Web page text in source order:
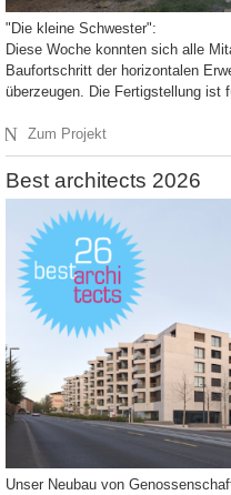
"Die kleine Schwester":
Diese Woche konnten sich alle
Baufortschritt der horizontalen
überzeugen. Die Fertigstellung ist
N Zum Projekt
Best architects 2026
Unser Neubau von